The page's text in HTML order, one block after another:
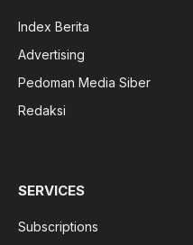
Index Berita
Advertising
Pedoman Media Siber
Redaksi
SERVICES
Subscriptions